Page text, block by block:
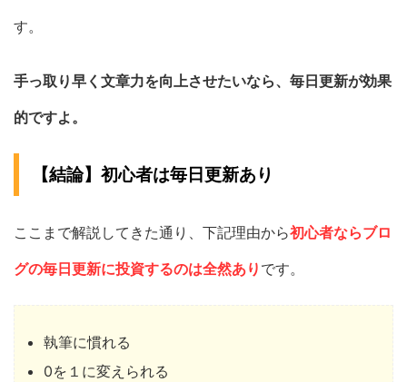
す。
手っ取り早く文章力を向上させたいなら、毎日更新が効果
的ですよ。
【結論】初心者は毎日更新あり
ここまで解説してきた通り、下記理由から初心者ならブロ
グの毎日更新に投資するのは全然あり です。
執筆に慣れる
0を１に変えられる